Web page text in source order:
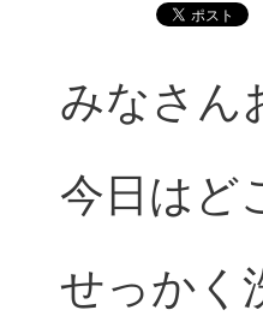
みなさん
今日はど
せっかく